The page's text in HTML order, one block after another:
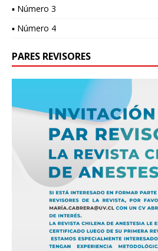
▪ Número 3
▪ Número 4
PARES REVISORES